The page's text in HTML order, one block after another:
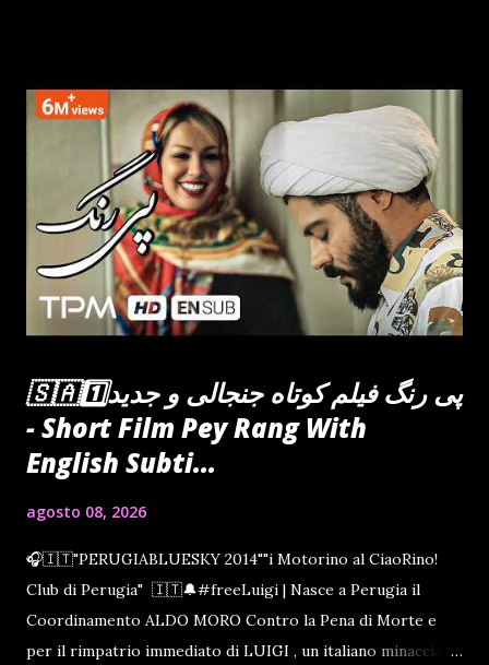
Contro i Ladri Massoni in parlamento POSSONO
INTERESSARTI : ULTIM'ORA di BILLACCIO NOTIZIE DAL
VIVO TIKTOKERS TODAY VETERANO TIMES
OPERAZIONE SPECIALE UCRAINA IL GRANDE
TIMONIERE L'INVASIONE DELLA PALESTINA
PARLAMENTO OGGI Se ti Piace il Post che hai visto
Sostieni CiaoRino e le Piattaforme dello Sharing Culture
CINEMA TEATRO CONCERTI E AUDIOLIBRI TUTTO
PROGETTO FAI...
🇸🇦1️⃣پی رنگ فیلم کوتاه جنجالی و جدید
- Short Film Pey Rang With
English Subti...
agosto 08, 2026
🎧🇮🇹"PERUGIABLUESKY 2014""i Motorino al CiaoRino!
Club di Perugia" 🇮🇹🔔#freeLuigi | Nasce a Perugia il
Coordinamento ALDO MORO Contro la Pena di Morte e
per il rimpatrio immediato di LUIGI , un italiano minacciato